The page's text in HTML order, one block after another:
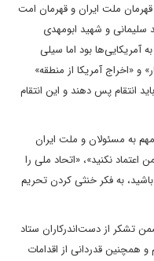
قهرمان ملت ایران و قهرمان امت
سلیمانی و شهید ابومهدی
آمریکایی‌ها بود اما سیلی
و «اخراج آمریکا از منطقه»
انتقام پس دهند و این انتقام
به مسئولان و ملت ایران
نکنید»، «اتحاد ملی را
به فکر خنثی کردن تحریم
تشکر از دست‌اندرکاران ستاد
همچنین قدردانی از اقدامات